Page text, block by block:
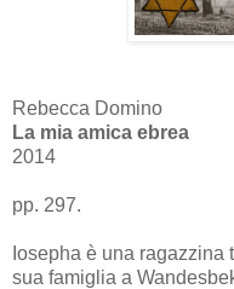
Rebecca Domino
La mia amica ebrea
2014
pp. 297.
Iosepha è una
sua famiglia a